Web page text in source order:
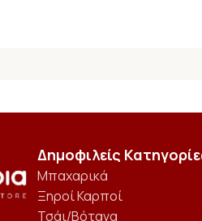
Δημοφιλείς
Μπαχαρικά
Ξηροί Καρποί
Τσάι/Βότανα